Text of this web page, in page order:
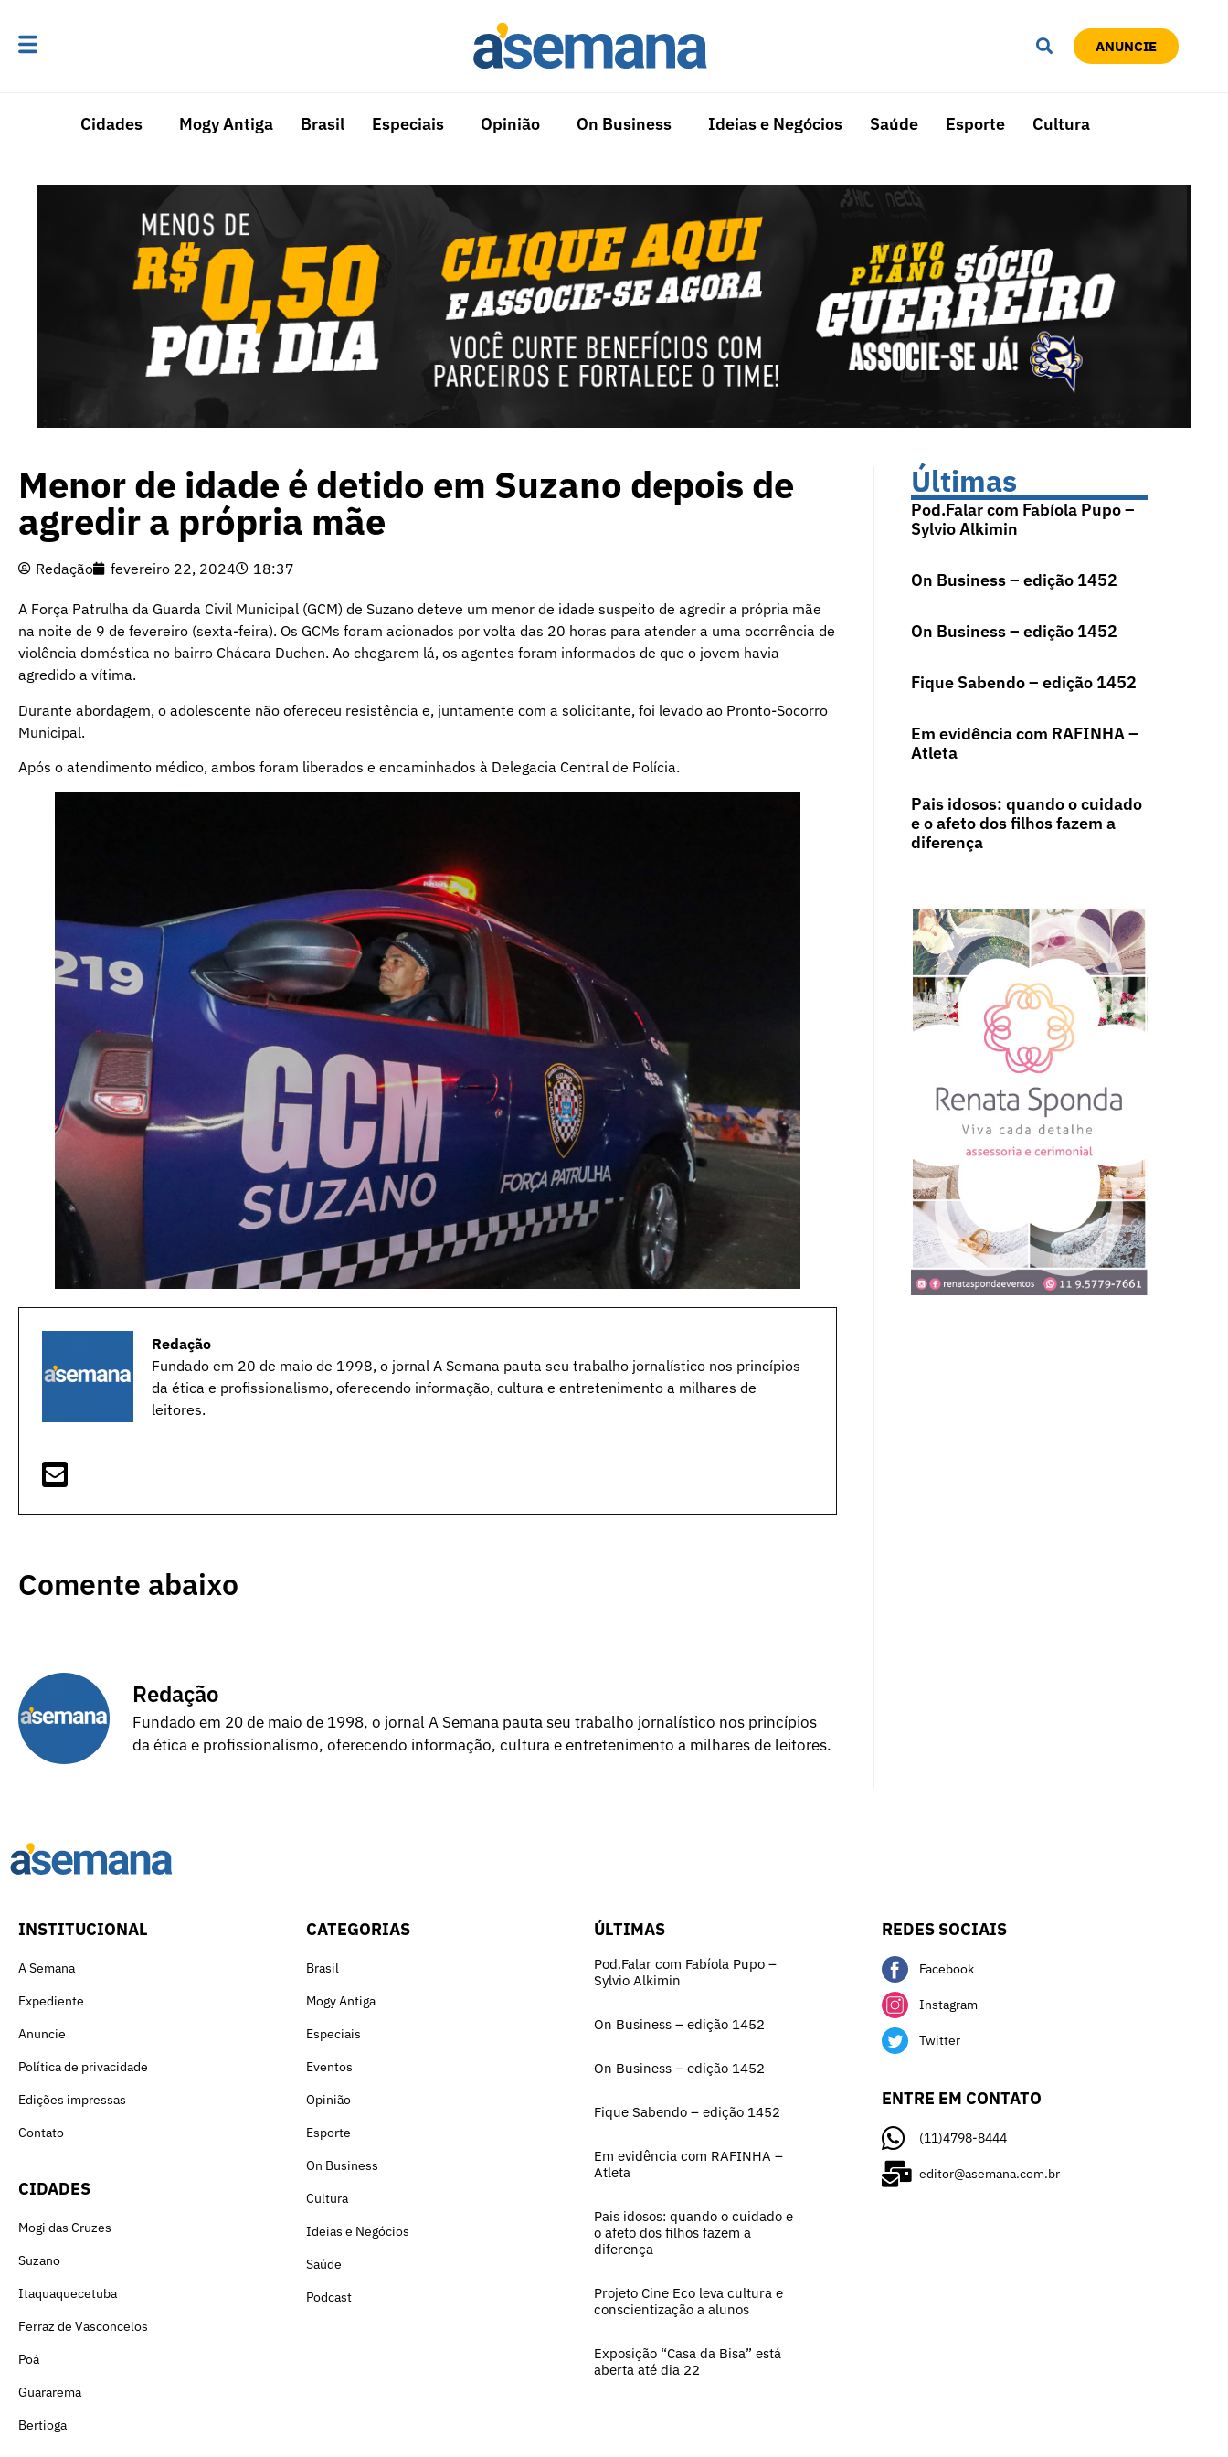
ANUNCIE
Cidades Mogy Antiga Brasil Especiais Opinião On Business Ideias e Negócios Saúde Esporte Cultura
Menor de idade é detido em Suzano depois de
agredir a própria mãe
Redação fevereiro 22, 2024 18:37
A Força Patrulha da Guarda Civil Municipal (GCM) de Suzano deteve um menor de idade suspeito de agredir a própria mãe
na noite de 9 de fevereiro (sexta-feira). Os GCMs foram acionados por volta das 20 horas para atender a uma ocorrência de
violência doméstica no bairro Chácara Duchen. Ao chegarem lá, os agentes foram informados de que o jovem havia
agredido a vítima.
Durante abordagem, o adolescente não ofereceu resistência e, juntamente com a solicitante, foi levado ao Pronto-Socorro
Municipal.
Após o atendimento médico, ambos foram liberados e encaminhados à Delegacia Central de Polícia.
Redação
Fundado em 20 de maio de 1998, o jornal A Semana pauta seu trabalho jornalístico nos princípios
da ética e profissionalismo, oferecendo informação, cultura e entretenimento a milhares de
leitores.
Comente abaixo
Redação
Fundado em 20 de maio de 1998, o jornal A Semana pauta seu trabalho jornalístico nos princípios
da ética e profissionalismo, oferecendo informação, cultura e entretenimento a milhares de leitores.
Últimas
Pod.Falar com Fabíola Pupo –
Sylvio Alkimin
On Business – edição 1452
On Business – edição 1452
Fique Sabendo – edição 1452
Em evidência com RAFINHA –
Atleta
Pais idosos: quando o cuidado
e o afeto dos filhos fazem a
diferença
INSTITUCIONAL
A Semana
Expediente
Anuncie
Política de privacidade
Edições impressas
Contato
CIDADES
Mogi das Cruzes
Suzano
Itaquaquecetuba
Ferraz de Vasconcelos
Poá
Guararema
Bertioga
CATEGORIAS
Brasil
Mogy Antiga
Especiais
Eventos
Opinião
Esporte
On Business
Cultura
Ideias e Negócios
Saúde
Podcast
ÚLTIMAS
Pod.Falar com Fabíola Pupo –
Sylvio Alkimin
On Business – edição 1452
On Business – edição 1452
Fique Sabendo – edição 1452
Em evidência com RAFINHA –
Atleta
Pais idosos: quando o cuidado e
o afeto dos filhos fazem a
diferença
Projeto Cine Eco leva cultura e
conscientização a alunos
Exposição “Casa da Bisa” está
aberta até dia 22
REDES SOCIAIS
Facebook
Instagram
Twitter
ENTRE EM CONTATO
(11)4798-8444
editor@asemana.com.br